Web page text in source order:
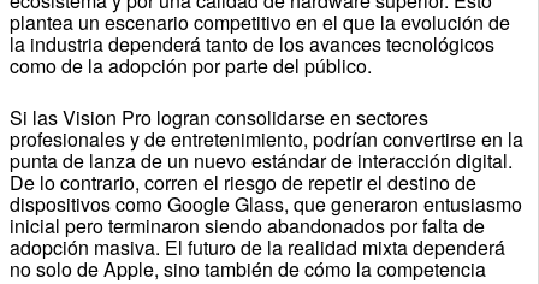
plantea un escenario competitivo en el que la evolución de
la industria dependerá tanto de los avances tecnológicos
como de la adopción por parte del público.
Si las Vision Pro logran consolidarse en sectores
profesionales y de entretenimiento, podrían convertirse en la
punta de lanza de un nuevo estándar de interacción digital.
De lo contrario, corren el riesgo de repetir el destino de
dispositivos como Google Glass, que generaron entusiasmo
inicial pero terminaron siendo abandonados por falta de
adopción masiva. El futuro de la realidad mixta dependerá
no solo de Apple, sino también de cómo la competencia